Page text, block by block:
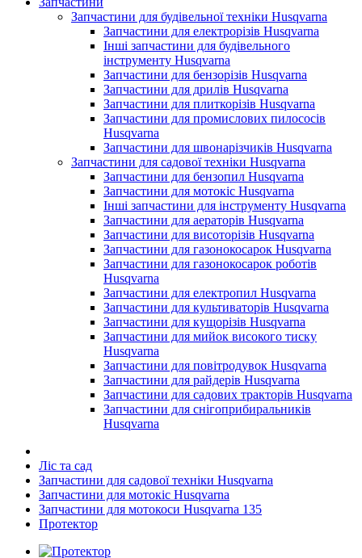
Запчастини для будівельної техніки Husqvarna
Запчастини для електрорізів Husqvarna
Інші запчастини для будівельного
інструменту Husqvarna
Запчастини для бензорізів Husqvarna
Запчастини для дрилів Husqvarna
Запчастини для плиткорізів Husqvarna
Запчастини для промислових пилососів
Husqvarna
Запчастини для швонарізчиків Husqvarna
Запчастини для садової техніки Husqvarna
Запчастини для бензопил Husqvarna
Запчастини для мотокіс Husqvarna
Інші запчастини для інструменту Husqvarna
Запчастини для аераторів Husqvarna
Запчастини для висоторізів Husqvarna
Запчастини для газонокосарок Husqvarna
Запчастини для газонокосарок роботів
Husqvarna
Запчастини для електропил Husqvarna
Запчастини для культиваторів Husqvarna
Запчастини для кущорізів Husqvarna
Запчастини для мийок високого тиску
Husqvarna
Запчастини для повітродувок Husqvarna
Запчастини для райдерів Husqvarna
Запчастини для садових тракторів Husqvarna
Запчастини для снігоприбиральників
Husqvarna
Ліс та сад
Запчастини для садової техніки Husqvarna
Запчастини для мотокіс Husqvarna
Запчастини для мотокоси Husqvarna 135
Протектор